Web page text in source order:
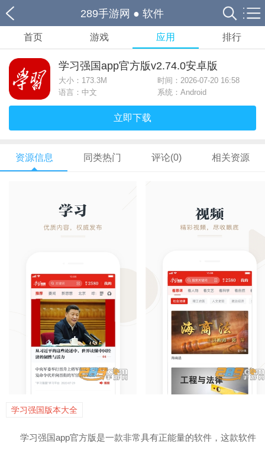
289手游网 ● 软件
首页 游戏 应用 排行
学习强国app官方版v2.74.0安卓版
大小： 173.3M
时间：2026-07-20 16:58
语言：中文
系统：Android
立即下载
资源信息 同类热门 评论(0) 相关资源
学习强国版本大全
学习强国app官方版是一款非常具有正能量的软件，这款软件